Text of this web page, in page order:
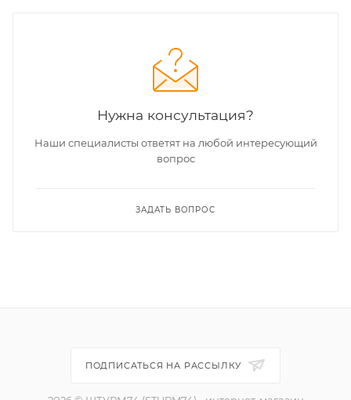
Нужна консультация?
Наши специалисты ответят на любой интересующий
вопрос
ЗАДАТЬ ВОПРОС
ПОДПИСАТЬСЯ НА РАССЫЛКУ